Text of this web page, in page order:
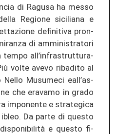
di Ra­gu­sa ha messo
Re­gio­ne si­ci­lia­na e
de­fi­ni­ti­va pron­
di am­mi­nis­tra­to­ri
tempo all’in­fras­trut­tu­ra­
volte avevo ribad­i­to al
Mu­su­me­ci eall’as­
che era­v­a­mo in grado
im­po­nen­te e stra­te­gi­ca
Da parte di ques­to
e ques­to fi­